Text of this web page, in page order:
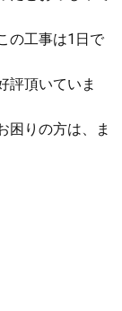
の工事は1日で
評頂いていま
困りの方は、ま